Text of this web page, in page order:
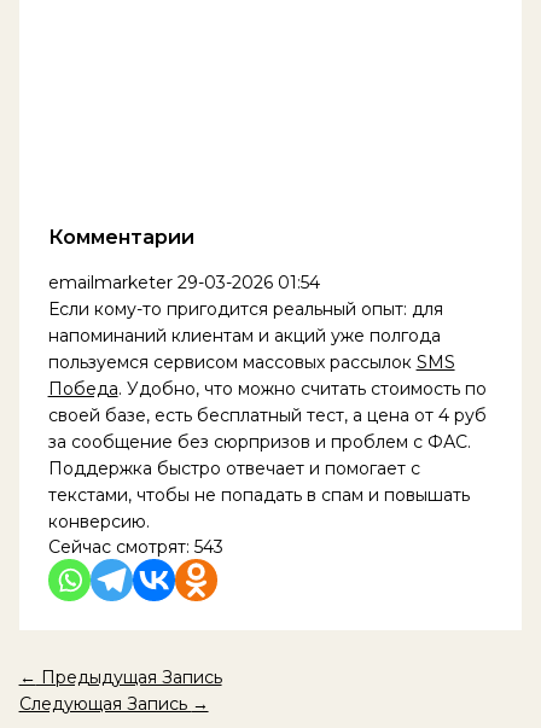
Комментарии
emailmarketer 29-03-2026 01:54
Если кому-то пригодится реальный опыт: для
напоминаний клиентам и акций уже полгода
пользуемся сервисом массовых рассылок SMS
Победа. Удобно, что можно считать стоимость по
своей базе, есть бесплатный тест, а цена от 4 руб
за сообщение без сюрпризов и проблем с ФАС.
Поддержка быстро отвечает и помогает с
текстами, чтобы не попадать в спам и повышать
конверсию.
Сейчас смотрят: 543
← Предыдущая Запись
Следующая Запись →